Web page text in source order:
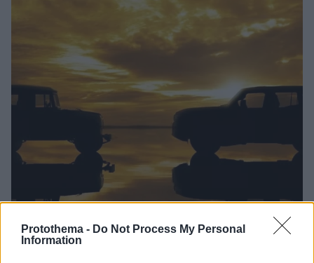
Protothema - Do Not Process My Personal
Information
11.07.2023, 17:00